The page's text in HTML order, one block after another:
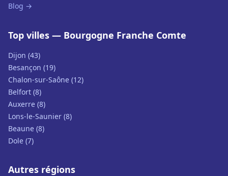
Blog →
Top villes — Bourgogne Franche Comte
Dijon (43)
Besançon (19)
Chalon-sur-Saône (12)
Belfort (8)
Auxerre (8)
Lons-le-Saunier (8)
Beaune (8)
Dole (7)
Autres régions